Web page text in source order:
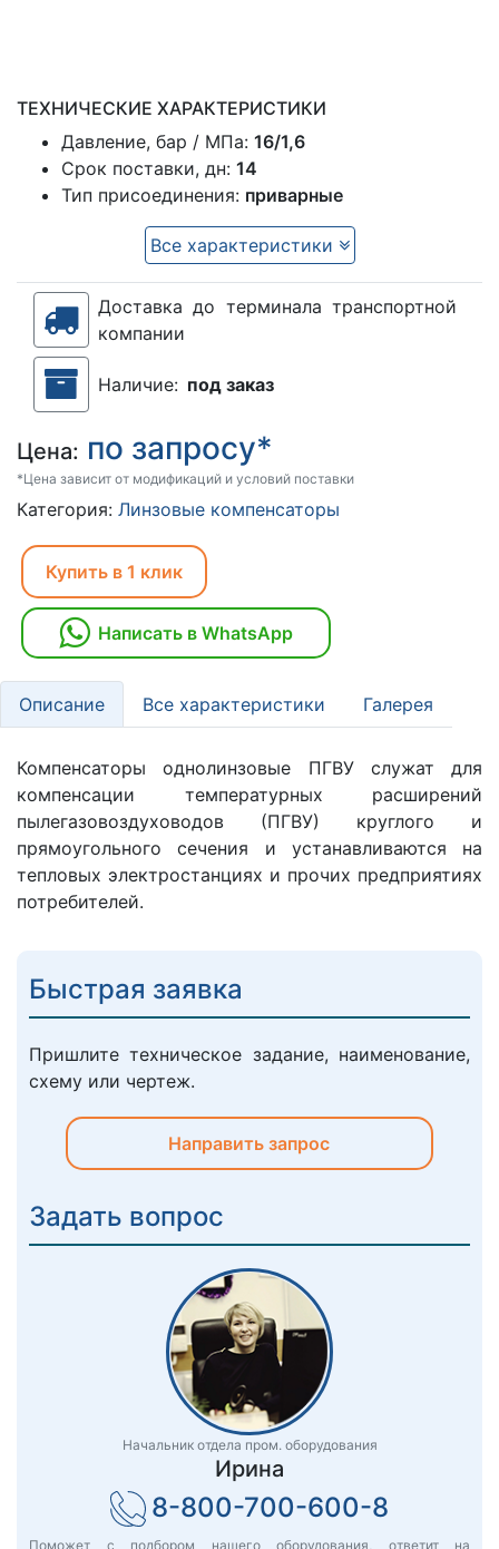
ТЕХНИЧЕСКИЕ ХАРАКТЕРИСТИКИ
Давление, бар / МПа: 16/1,6
Срок поставки, дн: 14
Тип присоединения: приварные
Все характеристики
Доставка до терминала транспортной
компании
Наличие: под заказ
Цена: по запросу*
*Цена зависит от модификаций и условий поставки
Категория: Линзовые компенсаторы
Купить в 1 клик
Написать в WhatsApp
Описание Все характеристики Галерея
Компенсаторы однолинзовые ПГВУ служат для
компенсации температурных расширений
пылегазовоздуховодов (ПГВУ) круглого и
прямоугольного сечения и устанавливаются на
тепловых электростанциях и прочих предприятиях
потребителей.
Быстрая заявка
Пришлите техническое задание, наименование,
схему или чертеж.
Направить запрос
Задать вопрос
Начальник отдела пром. оборудования
Ирина
8-800-700-600-8
Поможет с подбором нашего оборудования, ответит на